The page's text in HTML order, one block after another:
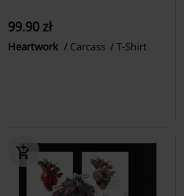
99.90 zł
Heartwork Carcass T-Shirt